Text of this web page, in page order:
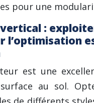
pour une
:
l’optimisation
est une
au sol.